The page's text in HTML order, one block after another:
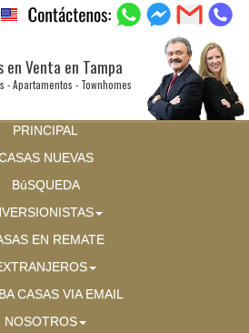
en Venta en Tampa
- Apartamentos - Townhomes
PRINCIPAL
NUEVAS
BúSQUEDA
EN REMATE
CASAS VIA EMAIL
NOSOTROS